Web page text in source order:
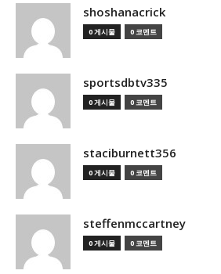
shoshanacrick
0 게시물 0 코멘트
sportsdbtv335
0 게시물 0 코멘트
staciburnett356
0 게시물 0 코멘트
steffenmccartney
0 게시물 0 코멘트